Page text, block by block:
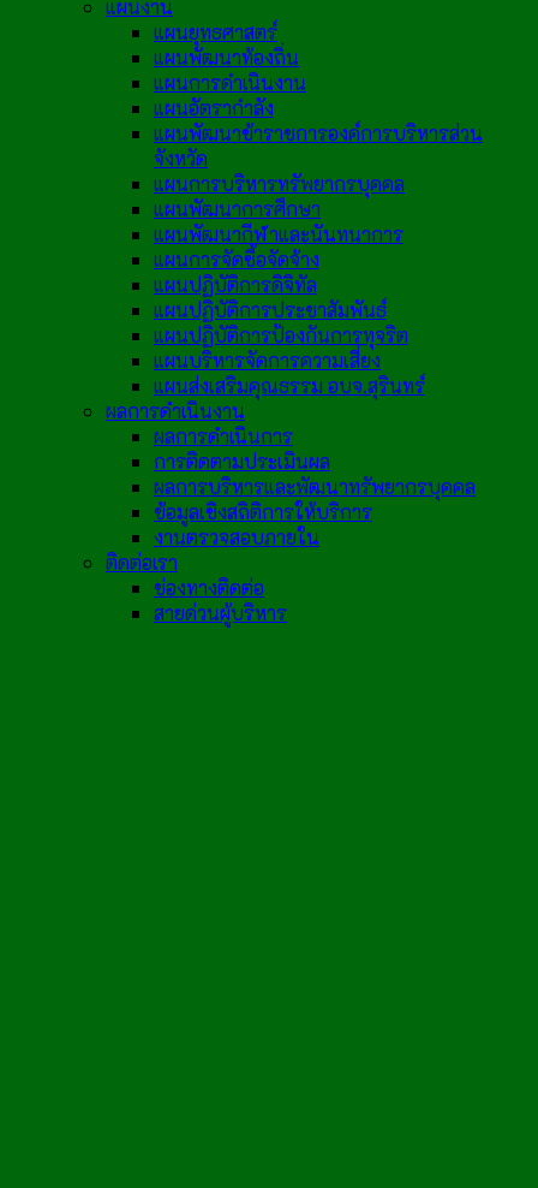
แผนงาน
แผนยุทธศาสตร์
แผนพัฒนาท้องถิ่น
แผนการดำเนินงาน
แผนอัตรากำลัง
แผนพัฒนาข้าราชการองค์การบริหารส่วน
จังหวัด
แผนการบริหารทรัพยากรบุคคล
แผนพัฒนาการศึกษา
แผนพัฒนากีฬาและนันทนาการ
แผนการจัดซื้อจัดจ้าง
แผนปฏิบัติการดิจิทัล
แผนปฏิบัติการประชาสัมพันธ์
แผนปฏิบัติการป้องกันการทุจริต
แผนบริหารจัดการความเสี่ยง
แผนส่งเสริมคุณธรรม อบจ.สุรินทร์
ผลการดำเนินงาน
ผลการดำเนินการ
การติดตามประเมินผล
ผลการบริหารและพัฒนาทรัพยากรบุคคล
ข้อมูลเชิงสถิติการให้บริการ
งานตรวจสอบภายใน
ติดต่อเรา
ช่องทางติดต่อ
สายด่วนผู้บริหาร